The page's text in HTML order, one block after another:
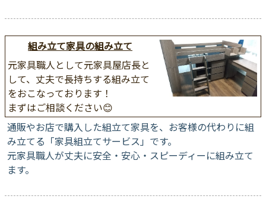
組み立て家具の組み立て
元家具職人として元家具屋店長と
して、丈夫で長持ちする組み立て
をおこなっております！
まずはご相談ください😊
通販やお店で購入した組立て家具を、お客様の代わりに組
み立てる「家具組立てサービス」です。
元家具職人が丈夫に安全・安心・スピーディーに組み立て
ます。